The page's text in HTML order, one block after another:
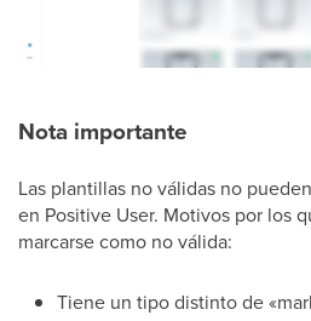
Nota importante
Las plantillas no válidas no
en Positive User. Motivos por los
marcarse como no válida:
Tiene un tipo distinto de